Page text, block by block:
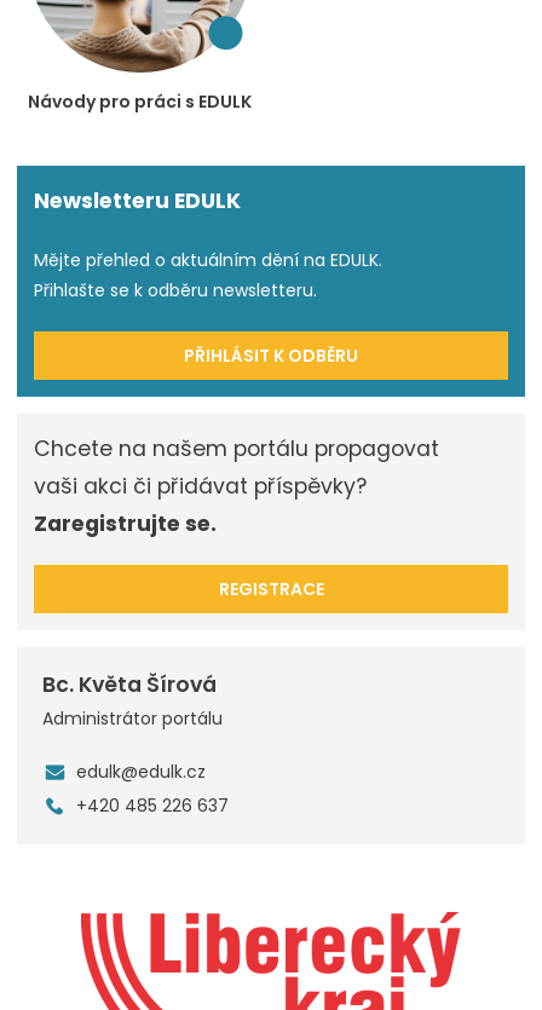
Návody pro práci s EDULK
Newsletteru EDULK
Mějte přehled o aktuálním dění na EDULK.
Přihlašte se k odběru newsletteru.
PŘIHLÁSIT K ODBĚRU
Chcete na našem portálu propagovat
vaši akci či přidávat příspěvky?
Zaregistrujte se.
REGISTRACE
Bc. Květa Šírová
Administrátor portálu
edulk@edulk.cz
+420 485 226 637